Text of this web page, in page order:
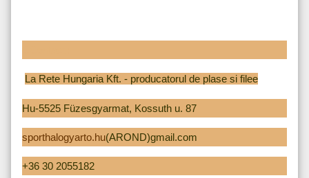
La Rete Hungaria Kft. - producatorul de plase si filee
Hu-5525 Füzesgyarmat, Kossuth u. 87
sporthalogyarto.hu(AROND)gmail.com
+36 30 2055182